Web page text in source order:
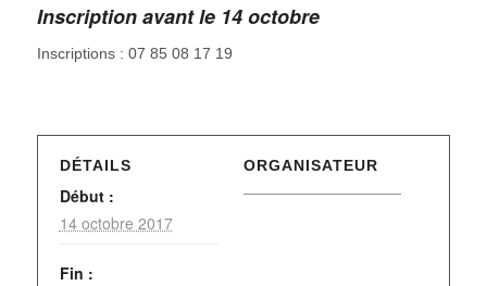
Inscription avant le 14 octobre
Inscriptions : 07 85 08 17 19
DÉTAILS
Début :
14 octobre 2017
Fin :
ORGANISATEUR